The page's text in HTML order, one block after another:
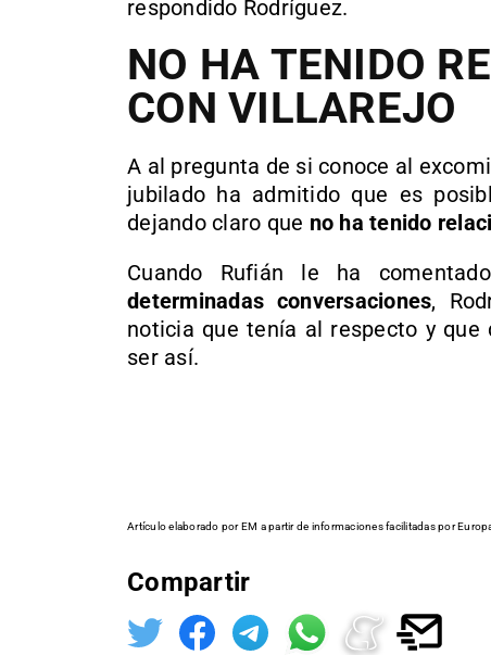
respondido Rodríguez.
NO HA TENIDO
CON VILLAREJO
A al pregunta de si conoce al
jubilado ha admitido que es
dejando claro que no ha tenido
Cuando Rufián le ha
determinadas conversaciones,
noticia que tenía al respecto y
ser así.
Artículo elaborado por EM a partir de informaciones facilitadas por
Compartir